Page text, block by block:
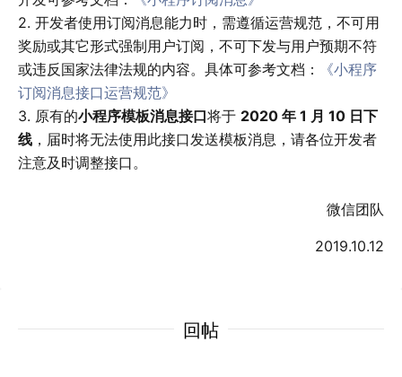
2. 开发者使用订阅消息能力时，需遵循运营规范，不可用
奖励或其它形式强制用户订阅，不可下发与用户预期不符
或违反国家法律法规的内容。具体可参考文档：
《小程序
订阅消息接口运营规范》
3. 原有的小程序模板消息接口将于 2020 年 1 月 10 日下
线 ，届时将无法使用此接口发送模板消息，请各位开发者
注意及时调整接口。
微信团队
2019.10.12
回帖